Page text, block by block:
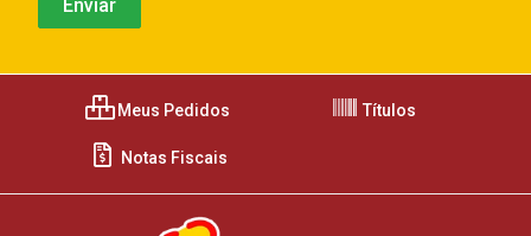
Meus Pedidos Títulos
Notas Fiscais